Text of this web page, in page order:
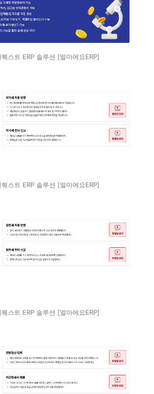
퀘스트 ERP 솔루션 [얼마에요ERP]
퀘스트 ERP 솔루션 [얼마에요ERP]
퀘스트 ERP 솔루션 [얼마에요ERP]